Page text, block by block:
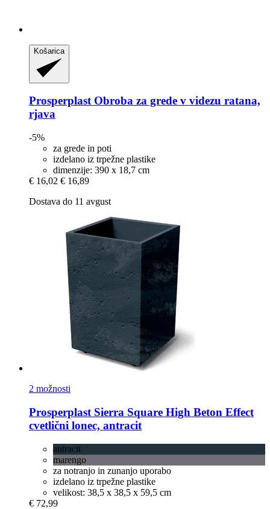
Košarica
ProsperplastObroba za grede v videzu ratana,
rjava
-5%
za grede in poti
izdelano iz trpežne plastike
dimenzije: 390 x 18,7 cm
€ 16,02 € 16,89
Dostava do 11 avgust
2 možnosti
Prosperplast Sierra Square High Beton Effect
cvetlični lonec, antracit
antracit
marengo
za notranjo in zunanjo uporabo
izdelano iz trpežne plastike
velikost: 38,5 x 38,5 x 59,5 cm
€ 72,99